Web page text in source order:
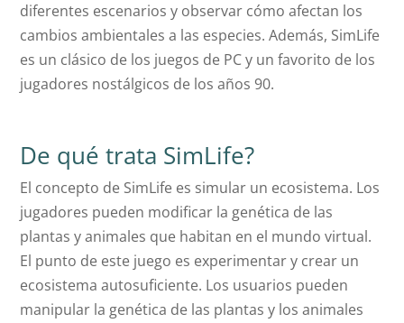
diferentes escenarios y observar cómo afectan los
cambios ambientales a las especies. Además, SimLife
es un clásico de los juegos de PC y un favorito de los
jugadores nostálgicos de los años 90.
De qué trata SimLife?
El concepto de SimLife es simular un ecosistema. Los
jugadores pueden modificar la genética de las
plantas y animales que habitan en el mundo virtual.
El punto de este juego es experimentar y crear un
ecosistema autosuficiente. Los usuarios pueden
manipular la genética de las plantas y los animales